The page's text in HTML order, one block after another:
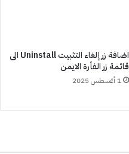
اضافة زر إلغاء التثبيت Uninstall الى
قائمة زر الفأرة الايمن
1 أغسطس 2025